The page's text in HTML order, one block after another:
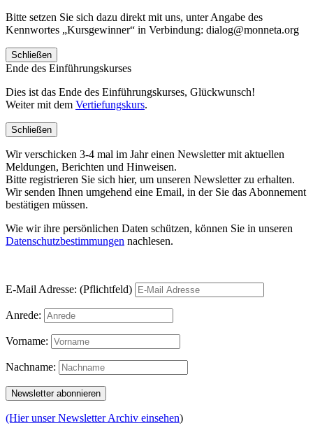
Bitte setzen Sie sich dazu direkt mit uns, unter Angabe des
Kennwortes „Kursgewinner“ in Verbindung: dialog@monneta.org
Schließen
Ende des Einführungskurses
Dies ist das Ende des Einführungskurses, Glückwunsch!
Weiter mit dem Vertiefungskurs.
Schließen
Wir verschicken 3-4 mal im Jahr einen Newsletter mit aktuellen
Meldungen, Berichten und Hinweisen.
Bitte registrieren Sie sich hier, um unseren Newsletter zu erhalten.
Wir senden Ihnen umgehend eine Email, in der Sie das Abonnement
bestätigen müssen.
Wie wir ihre persönlichen Daten schützen, können Sie in unseren
Datenschutzbestimmungen nachlesen.
E-Mail Adresse: (Pflichtfeld)
Anrede:
Vorname:
Nachname:
(Hier unser Newsletter Archiv einsehen)